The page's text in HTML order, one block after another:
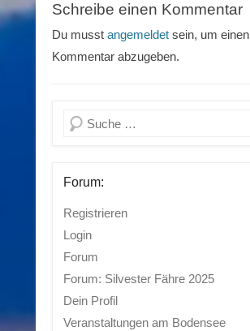
Schreibe einen Kommentar
Du musst angemeldet sein, um einen
Kommentar abzugeben.
Suchen
Forum:
Registrieren
Login
Forum
Forum: Silvester Fähre 2025
Dein Profil
Veranstaltungen am Bodensee